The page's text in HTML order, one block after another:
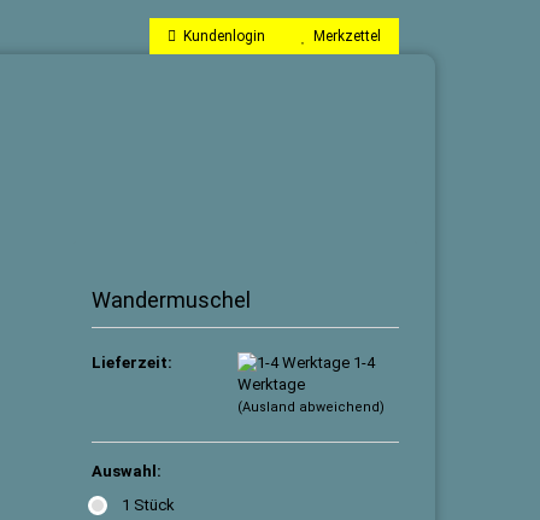
Kundenlogin Merkzettel
Wandermuschel
Lieferzeit:
1-4
Werktage
(Ausland abweichend)
Auswahl:
1 Stück